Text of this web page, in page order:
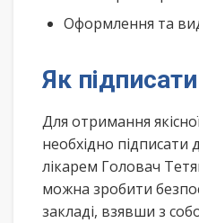
Оформлення та
Як
Для отримання
необхідно підписати
лікарем Головач
можна зробити
закладі, взявши з